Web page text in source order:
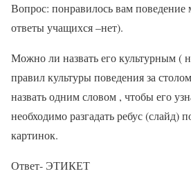
Вопрос: понравилось вам поведение
ответы учащихся –нет).
Можно ли назвать его культурным (
правил культуры поведения за
назвать одним словом , чтобы его
необходимо разгадать ребус (слайд)
картинок.
Ответ- ЭТИКЕТ